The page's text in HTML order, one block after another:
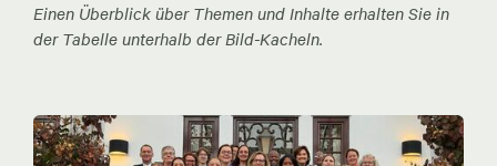
Einen Überblick über Themen und Inhalte erhalten Sie in
der Tabelle unterhalb der Bild-Kacheln.